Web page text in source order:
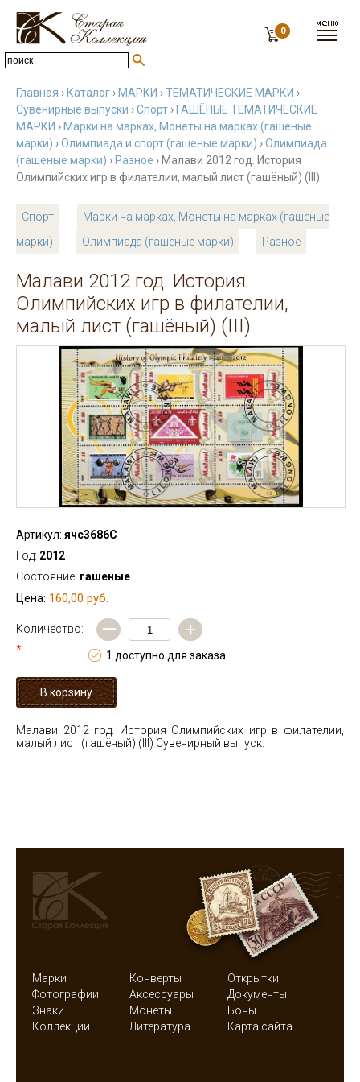
0
Главная › Каталог › МАРКИ ›ТЕМАТИЧЕСКИЕ МАРКИ ›
Сувенирные выпуски ›Спорт › ГАШЁНЫЕ ТЕМАТИЧЕСКИЕ
МАРКИ › Марки на марках, Монеты на марках (гашеные
марки) ›Олимпиада и спорт (гашеные марки) ›Олимпиада
(гашеные марки) › Разное › Малави 2012 год. История
Олимпийских игр в филателии, малый лист (гашёный) (III)
Спорт
Марки на марках, Монеты на марках (гашеные
марки)
Олимпиада (гашеные марки) Разное
Малави 2012 год. История
Олимпийских игр в филателии,
малый лист (гашёный) (III)
Артикул: ячс3686С
Год: 2012
Состояние: гашеные
Цена: 160,00 руб.
Количество:
*
— +
1 доступно для заказа
Малави 2012 год. История Олимпийских игр в филателии,
малый лист (гашёный) (III) Сувенирный выпуск.
Марки Конверты
Открытки
Фотографии
Аксессуары
Документы
Знаки
Монеты
Боны
Коллекции
Литература Карта сайта